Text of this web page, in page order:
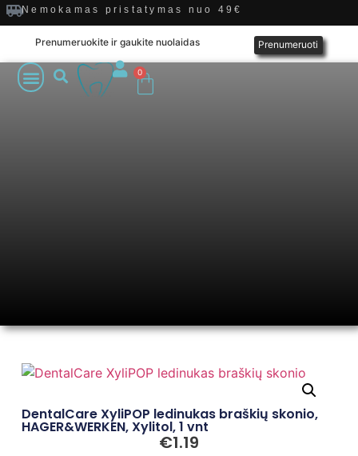
Nemokamas pristatymas nuo 49€
Prenumeruokite ir gaukite nuolaidas Prenumeruoti
0
DentalCare XyliPOP ledinukas braškių skonio,
HAGER&WERKEN, Xylitol, 1 vnt
€1.19